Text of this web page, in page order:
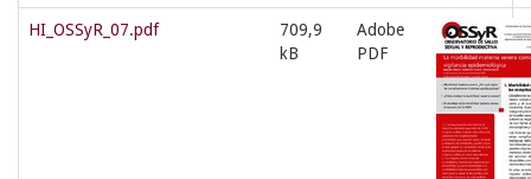
HI_OSSyR_07.pdf
709,9
kB
Adobe
PDF